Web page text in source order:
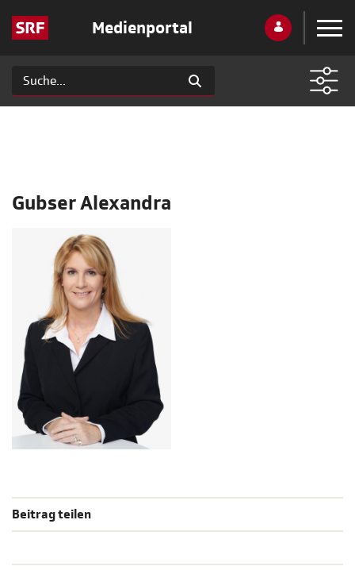
Medienportal
Gubser Alexandra
Beitrag teilen